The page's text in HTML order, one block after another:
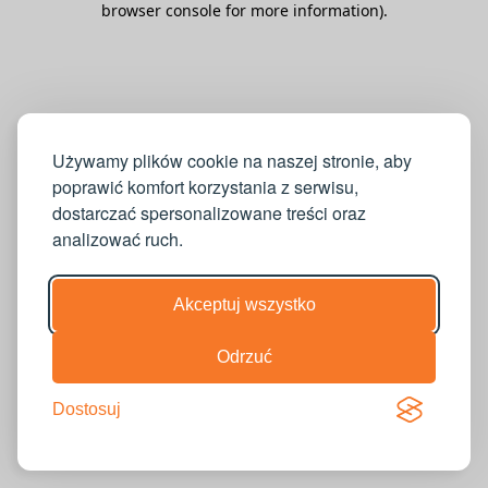
Używamy plików cookie na naszej stronie, aby
poprawić komfort korzystania z serwisu,
dostarczać spersonalizowane treści oraz
analizować ruch.
Akceptuj wszystko
Odrzuć
Dostosuj
browser console for more information).